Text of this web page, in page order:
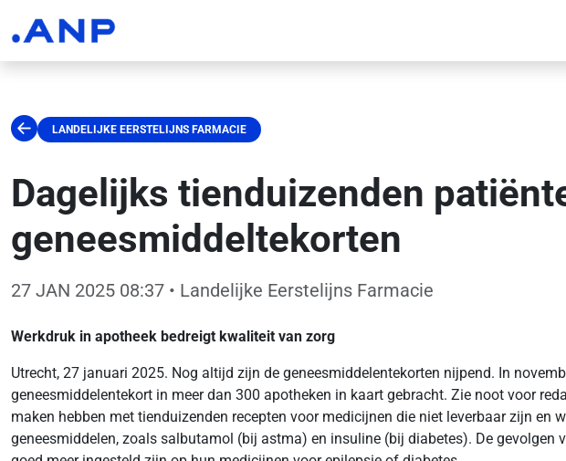
LANDELIJKE EERSTELIJNS FARMACIE
Dagelijks tienduizenden
geneesmiddeltekorten
27 JAN 2025 08:37 • Landelijke Eerstelijns Farmacie
Werkdruk in apotheek bedreigt kwaliteit van zorg
Utrecht, 27 januari 2025. Nog altijd zijn de geneesmiddelentekorten nijpend. In
geneesmiddelentekort in meer dan 300 apotheken in kaart gebracht. Zie noot voor
maken hebben met tienduizenden recepten voor medicijnen die niet leverbaar zijn
geneesmiddelen, zoals salbutamol (bij astma) en insuline (bij diabetes). De